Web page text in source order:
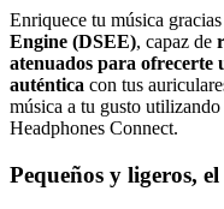
Enriquece tu música
Engine (DSEE), capaz de
atenuados para ofrecerte
auténtica con tus
música a tu gusto
Headphones Connect.
Pequeños y ligeros,